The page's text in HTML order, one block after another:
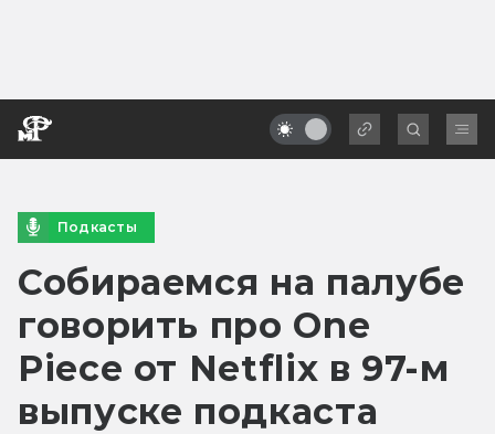
Подкасты
Собираемся на палубе
говорить про One
Piece от Netflix в 97-м
выпуске подкаста